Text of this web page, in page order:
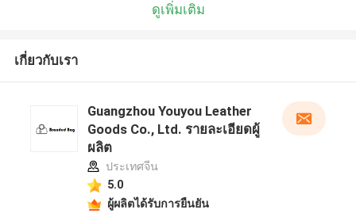
ดูเพิ่มเติม
เกี่ยวกับเรา
Guangzhou Youyou Leather
Goods Co., Ltd. รายละเอียดผู้
ผลิต
ประเทศจีน
5.0
ผู้ผลิตได้รับการยืนยัน